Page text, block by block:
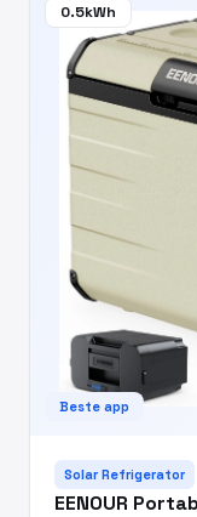
0.5kWh
Beste app
Solar Refrigerator
EENOUR